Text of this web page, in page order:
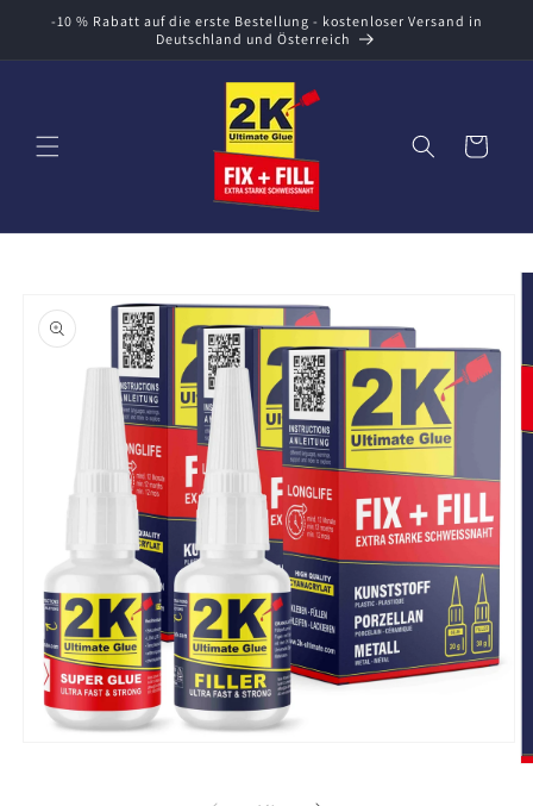
zum
-10 % Rabatt auf die erste Bestellung - kostenloser Versand in
Deutschland und Österreich
Warenkorb